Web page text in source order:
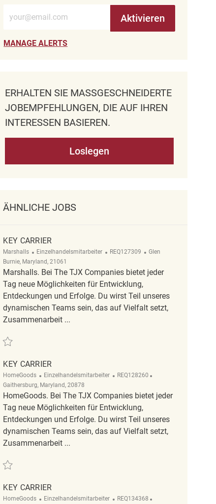
E-Mail-Adresse eingeben (erforderlich)
Aktivieren
MANAGE ALERTS
ERHALTEN SIE MASSGESCHNEIDERTE J
OBEMPFEHLUNGEN, DIE AUF IHREN I
NTERESSEN BASIEREN.
Loslegen
ÄHNLICHE JOBS
KEY CARRIER
Marshalls Kategorie
Einzelhandelsmitarbeiter ReqId
REQ127309 Ort
Glen
Burnie, Maryland, 21061
Marshalls. Bei The TJX Companies bietet jeder
Tag neue Möglichkeiten für Entwicklung,
Entdeckungen und Erfolge. Du wirst Teil unseres
dynamischen Teams sein, das auf Vielfalt setzt,
Zusammenarbeit ...
Retten Key Carrier REQ127309
KEY CARRIER
HomeGoods Kategorie
Einzelhandelsmitarbeiter ReqId
REQ128260
Gaithersburg, Maryland, 20878
HomeGoods. Bei The TJX Companies bietet jeder
Tag neue Möglichkeiten für Entwicklung,
Entdeckungen und Erfolge. Du wirst Teil unseres
dynamischen Teams sein, das auf Vielfalt setzt,
Zusammenarbeit ...
KEY CARRIER
HomeGoods Kategorie
Einzelhandelsmitarbeiter ReqId
REQ134368